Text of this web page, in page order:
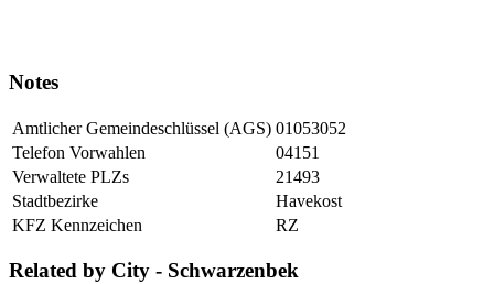
Notes
Amtlicher Gemeindeschlüssel (AGS) 01053052
Telefon Vorwahlen
04151
Verwaltete PLZs
21493
Stadtbezirke
Havekost
KFZ Kennzeichen
RZ
Related by City - Schwarzenbek